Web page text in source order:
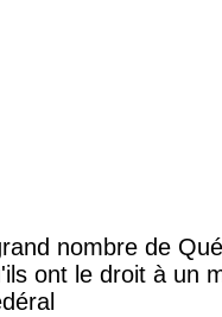
nombre de
ont le droit à un